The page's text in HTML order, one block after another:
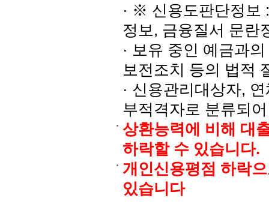
· ※ 신용도판단정보
정보, 금융질서 문란
· 보유 중인 예금과
보전조치 등의 법적
· 신용관리대상자,
부적격자로 분류되
상환능력에 비해 대
하락할 수 있습니다.
개인신용평점 하락
있습니다